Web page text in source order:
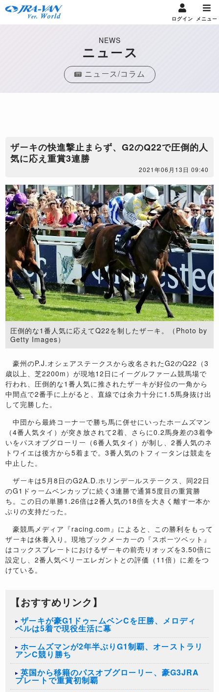
ログイン メニュー
NEWS
ニュース
ニュース/コラム
ザーキの快進撃止まらず、G2のQ22で圧倒的人
気に応え重賞3連勝
2021年06月13日 09:40
圧倒的な1番人気に応えてQ22を制したザーキ。（Photo by
Getty Images）
豪州のP.J.オシェアステークスから改名されたG2のQ22（3
歳以上、芝2200m）が現地12日にイーグルファーム競馬場で
行われ、圧倒的な1番人気に推されたザーキが好位の一角から
中間点で2番手に上がると、直線では余力十分に1.5馬身抜け出
して完勝した。
中団から最終コーナーで勝ち馬に併せにいったホームズマン
（4番人気タイ）が突き放されて2着、さらに0.2馬身差の3着争
いをパスオブグローリー（6番人気タイ）が制し、2番人気のネ
トワイエは後方から5着まで。3番人気のトフィータンは競走を
中止した。
ザーキは5月8日のG2A.D.ホリンデールステークス、同22日
のG1ドゥームベンカップに続く3連勝で通算5度目の重賞勝
ち。この日の単勝1.26倍は2番人気の18倍を大きく離す一本か
ぶりの支持だった。
豪競馬メディア『racing.com』によると、この勝利をもって
ザーキは休養入り。現地ブックメーカーの『スポーツベット』
はコックスプレートにおけるザーキの前売りオッズを3.50倍に
設定し、2番人気ベリーエレガントとの評価（11倍）に差をつ
けている。
【おすすめリンク】
ザーキが豪G1ドゥームベンCを圧勝、メロディ
ベルは5着で現役生活に幕
ホームズマンが2年半ぶりG1制覇、オーストラリ
アンC競り勝ち
英国から移籍のパスオブグローリー、豪G3JRA
プレートで重賞初制覇